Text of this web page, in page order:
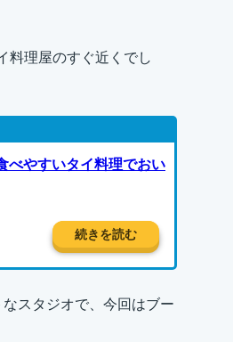
料理屋のすぐ近くでし
べやすいタイ料理でおい
続きを読む
スタジオで、今回はブー